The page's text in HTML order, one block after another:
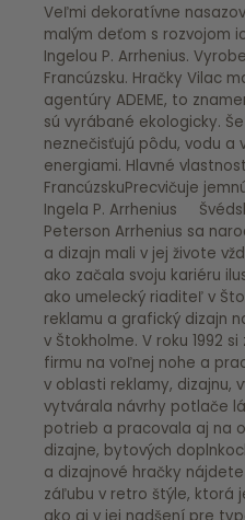
Veľmi dekoratívne
malým deťom s rozvojom
Ingelou P. Arrhenius.
Francúzsku. Hračky Vilac
agentúry ADEME, to
sú vyrábané ekologicky.
neznečisťujú pôdu, vodu a
energiami. Hlavné vlastnosti: Vyrobené
FrancúzskuPrecvičuje
Ingela P. Arrhenius Švédska umelkyňa Ingela
Peterson Arrhenius sa
a dizajn mali v jej živote
ako začala svoju kariéru
ako umelecký riaditeľ v
reklamu a grafický dizajn
v Štokholme. V roku 1992
firmu na voľnej nohe a
v oblasti reklamy, dizajnu,
vytvárala návrhy potlače
potrieb a pracovala aj na
dizajne, bytových
a dizajnové hračky
záľubu v retro štýle, ktorá
ako aj v jej nadšení pre